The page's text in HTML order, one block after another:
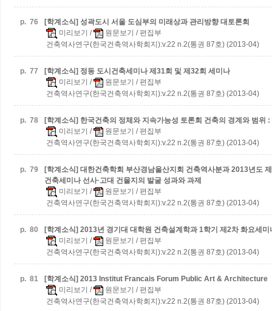
p. 76
[학계소식] 성곽도시 서울 도심부의 미래상과 관리방향 대토론회
미리보기 / 원문보기 / 편집부
건축역사연구(한국건축역사학회지):v.22 n.2(통권 87호) (2013-04)
p. 77 [학계소식] 정동 도시건축세미나제31회 및 제32회 세미나
미리보기 / 원문보기 / 편집부
건축역사연구(한국건축역사학회지):v.22 n.2(통권 87호) (2013-04)
p. 78 [학계소식] 한국건축의 정체와 지속가능성 토론회 건축의 경계와 범위
미리보기 / 원문보기 / 편집부
건축역사연구(한국건축역사학회지):v.22 n.2(통권 87호) (2013-04)
p. 79
[학계소식] 대한건축학회 부산경남울산지회 건축역사분과 2013년도
건축세미나선사·고대 건물지의 발굴 성과와 과제
미리보기 / 원문보기 / 편집부
건축역사연구(한국건축역사학회지):v.22 n.2(통권 87호) (2013-04)
p. 80
[학계소식] 2013년 경기대 대학원 건축설계학과 1학기 제2차 화요세
미리보기 / 원문보기 / 편집부
건축역사연구(한국건축역사학회지):v.22 n.2(통권 87호) (2013-04)
p. 81 [학계소식] 2013 Institut Francais Forum Public Art & Architecture
미리보기 / 원문보기 / 편집부
건축역사연구(한국건축역사학회지):v.22 n.2(통권 87호) (2013-04)